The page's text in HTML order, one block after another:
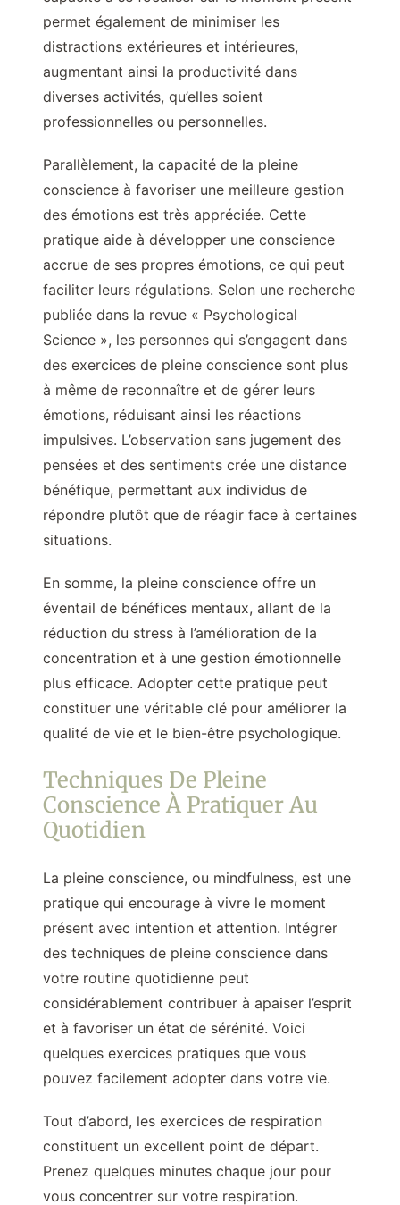
permet également de minimiser les
distractions extérieures et intérieures,
augmentant ainsi la productivité dans
diverses activités, qu’elles soient
professionnelles ou personnelles.
Parallèlement, la capacité de la pleine
conscience à favoriser une meilleure gestion
des émotions est très appréciée. Cette
pratique aide à développer une conscience
accrue de ses propres émotions, ce qui peut
faciliter leurs régulations. Selon une recherche
publiée dans la revue « Psychological
Science », les personnes qui s’engagent dans
des exercices de pleine conscience sont plus
à même de reconnaître et de gérer leurs
émotions, réduisant ainsi les réactions
impulsives. L’observation sans jugement des
pensées et des sentiments crée une distance
bénéfique, permettant aux individus de
répondre plutôt que de réagir face à certaines
situations.
En somme, la pleine conscience offre un
éventail de bénéfices mentaux, allant de la
réduction du stress à l’amélioration de la
concentration et à une gestion émotionnelle
plus efficace. Adopter cette pratique peut
constituer une véritable clé pour améliorer la
qualité de vie et le bien-être psychologique.
Techniques De Pleine
Conscience À Pratiquer Au
Quotidien
La pleine conscience, ou mindfulness, est une
pratique qui encourage à vivre le moment
présent avec intention et attention. Intégrer
des techniques de pleine conscience dans
votre routine quotidienne peut
considérablement contribuer à apaiser l’esprit
et à favoriser un état de sérénité. Voici
quelques exercices pratiques que vous
pouvez facilement adopter dans votre vie.
Tout d’abord, les exercices de respiration
constituent un excellent point de départ.
Prenez quelques minutes chaque jour pour
vous concentrer sur votre respiration.